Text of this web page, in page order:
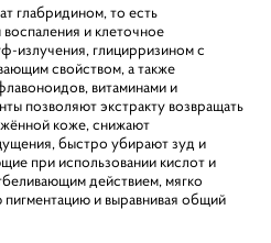
глабридином, то есть
и клеточное
излучения, глицирризином с
свойством, а также
витаминами и
позволяют экстракту возвращать
коже, снижают
быстро убирают зуд и
при использовании кислот и
действием, мягко
и выравнивая общий